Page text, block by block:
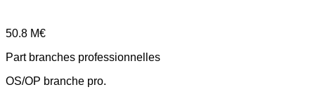
50.8 M€
Part branches professionnelles
OS/OP branche pro.